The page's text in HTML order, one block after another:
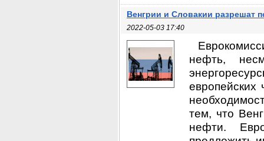
Венгрии и Словакии разрешат
2022-05-03 17:40
нефть,
европейских
тем, что
нефти.